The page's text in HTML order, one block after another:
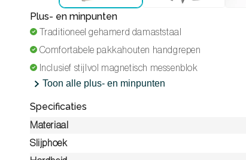
Plus- en minpunten
Traditioneel gehamerd damaststaal
Comfortabele pakkahouten handgrepen
Inclusief stijlvol magnetisch messenblok
Toon alle plus- en minpunten
Specificaties
Materiaal
Slijphoek